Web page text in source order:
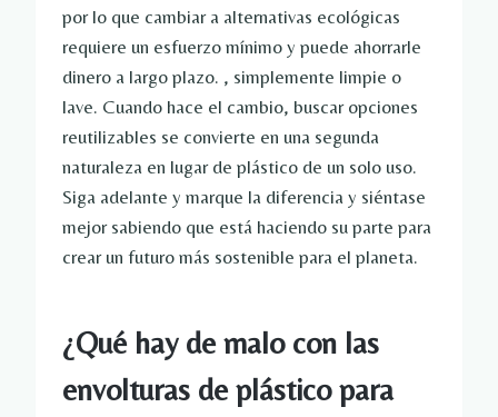
por lo que cambiar a alternativas ecológicas
requiere un esfuerzo mínimo y puede ahorrarle
dinero a largo plazo. , simplemente limpie o
lave. Cuando hace el cambio, buscar opciones
reutilizables se convierte en una segunda
naturaleza en lugar de plástico de un solo uso.
Siga adelante y marque la diferencia y siéntase
mejor sabiendo que está haciendo su parte para
crear un futuro más sostenible para el planeta.
¿Qué hay de malo con las
envolturas de plástico para